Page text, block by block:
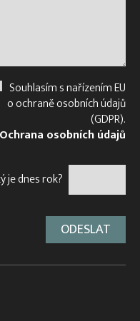
Souhlasím s nařízením EU
o ochraně osobních údajů
(GDPR).
Ochrana osobních údajů
je dnes rok?